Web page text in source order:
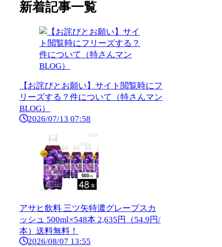
新着記事一覧
【お詫びとお願い】サイト閲覧時にフ
リーズする？件について（特さんマン
BLOG）
2026/07/13 07:58
アサヒ飲料 三ツ矢特濃グレープスカ
ッシュ 500ml×548本 2,635円（54.9円/
本）送料無料！
2026/08/07 13:55